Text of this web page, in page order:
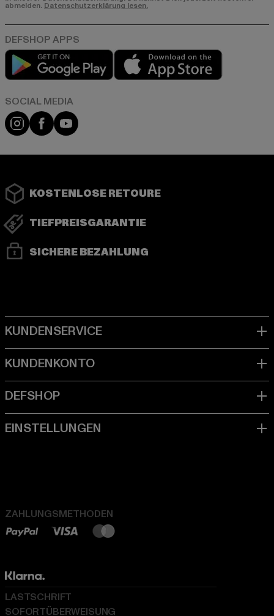
abmelden. Datenschutzerklärung lesen.
Play market
Instagram
FacebookYouTube
KOSTENLOSE RETOURE
TIEFPREISGARANTIE
SICHERE BEZAHLUNG
ZAHLUNGSMETHODEN
LASTSCHRIFT
SOFORTÜBERWEISUNG